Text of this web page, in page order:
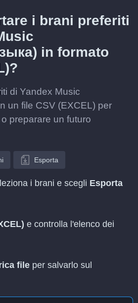
i brani preferiti
in formato
di Yandex Music
un file CSV (EXCEL) per
preparare un futuro
Esporta
i brani e scegli Esporta
e controlla l'elenco dei
file per salvarlo sul